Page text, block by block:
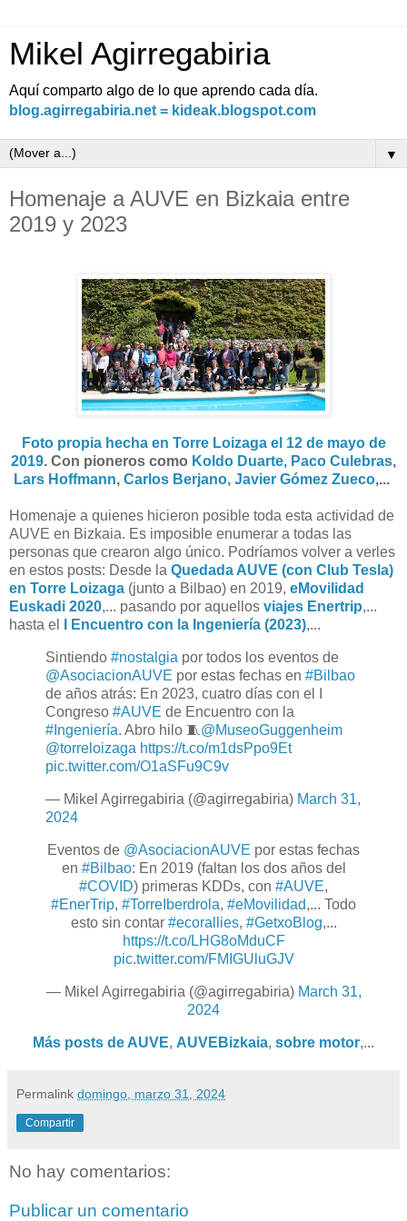
Mikel Agirregabiria
Aquí comparto algo de lo que aprendo cada día.
blog.agirregabiria.net = kideak.blogspot.com
▼
Homenaje a AUVE en Bizkaia entre
2019 y 2023
Foto propia hecha en Torre Loizaga el 12 de mayo de
2019. Con pioneros como Koldo Duarte, Paco Culebras,
Lars Hoffmann, Carlos Berjano, Javier Gómez Zueco,...
Homenaje a quienes hicieron posible toda esta actividad de
AUVE en Bizkaia. Es imposible enumerar a todas las
personas que crearon algo único. Podríamos volver a verles
en estos posts: Desde la Quedada AUVE (con Club Tesla)
en Torre Loizaga (junto a Bilbao) en 2019, eMovilidad
Euskadi 2020,... pasando por aquellos viajes Enertrip,...
hasta el
I Encuentro con la Ingeniería (2023),...
Sintiendo #nostalgia por todos los eventos de
@AsociacionAUVE por estas fechas en #Bilbao
de años atrás: En 2023, cuatro días con el I
Congreso #AUVE de Encuentro con la
#Ingeniería. Abro hilo 🧵 @MuseoGuggenheim
@torreloizaga https://t.co/m1dsPpo9Et
pic.twitter.com/O1aSFu9C9v
— Mikel Agirregabiria (@agirregabiria) March 31,
2024
Eventos de @AsociacionAUVE por estas fechas
en #Bilbao: En 2019 (faltan los dos años del
#COVID) primeras KDDs, con #AUVE,
#EnerTrip, #TorreIberdrola, #eMovilidad,... Todo
esto sin contar #ecorallies, #GetxoBlog,...
https://t.co/LHG8oMduCF
pic.twitter.com/FMIGUluGJV
— Mikel Agirregabiria (@agirregabiria) March 31,
2024
Más posts de AUVE, AUVEBizkaia, sobre motor,...
Permalink domingo, marzo 31, 2024
Compartir
No hay comentarios:
Publicar un comentario